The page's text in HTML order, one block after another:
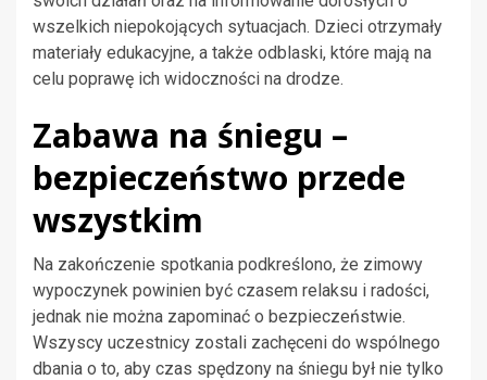
wszelkich niepokojących sytuacjach. Dzieci otrzymały
materiały edukacyjne, a także odblaski, które mają na
celu poprawę ich widoczności na drodze.
Zabawa na śniegu –
bezpieczeństwo przede
wszystkim
Na zakończenie spotkania podkreślono, że zimowy
wypoczynek powinien być czasem relaksu i radości,
jednak nie można zapominać o bezpieczeństwie.
Wszyscy uczestnicy zostali zachęceni do wspólnego
dbania o to, aby czas spędzony na śniegu był nie tylko